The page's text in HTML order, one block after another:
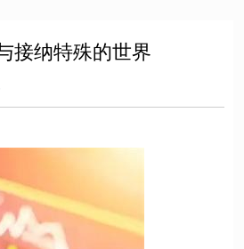
接纳特殊的世界